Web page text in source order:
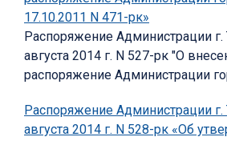
17.10.2011 N 471-рк»
Распоряжение Администрации
августа 2014 г. N 527-рк "О
распоряжение Администрации
Распоряжение Администрации
августа 2014 г. N 528-рк «Об